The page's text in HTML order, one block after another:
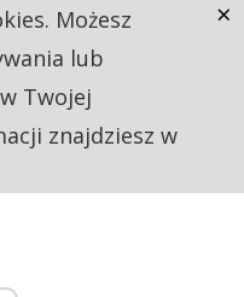
Możesz
lub
Twojej
znajdziesz w
×